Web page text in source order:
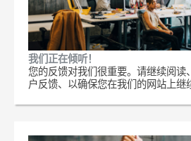
我们正在倾听！
您的反馈对我们很重要。请继续阅读
户反馈、以确保您在我们的网站上继